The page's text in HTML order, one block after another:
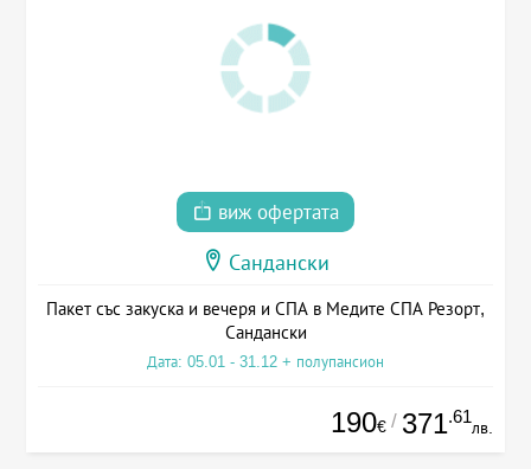
виж офертата
Сандански
Пакет със закуска и вечеря и СПА в Медите СПА Резорт,
Сандански
Дата: 05.01 - 31.12 + полупансион
190€ / 371.61
лв.